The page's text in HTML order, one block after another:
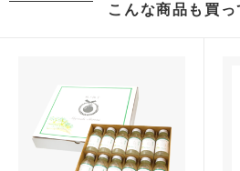
こんな商品も買っ